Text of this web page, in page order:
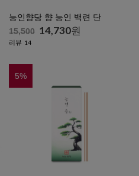
능인향당 향 능인 백련 단
15,500 14,730원
리뷰 14
5%